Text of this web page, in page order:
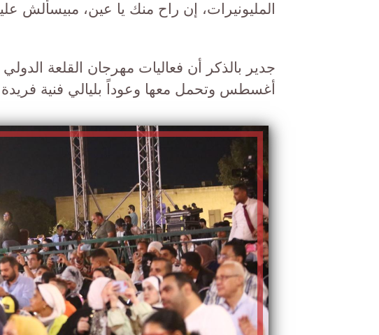
المليونيرات، إن راح منك يا عين، مبيسألش
أغسطس وتحمل معها وعوداً بليالي فنية